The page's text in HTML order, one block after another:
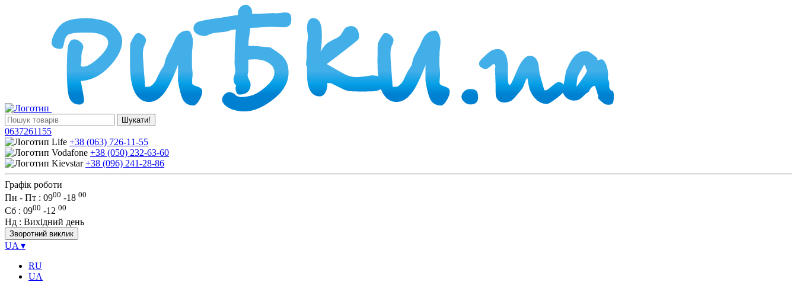
Шукати!
0637261155
+38 (063) 726-11-55
+38 (050) 232-63-60
+38 (096) 241-28-86
Графік роботи
Пн - Пт : 0900 -18 00
Сб : 0900 -12 00
Нд : Вихідний день
Зворотний виклик
UA ▾
RU
UA